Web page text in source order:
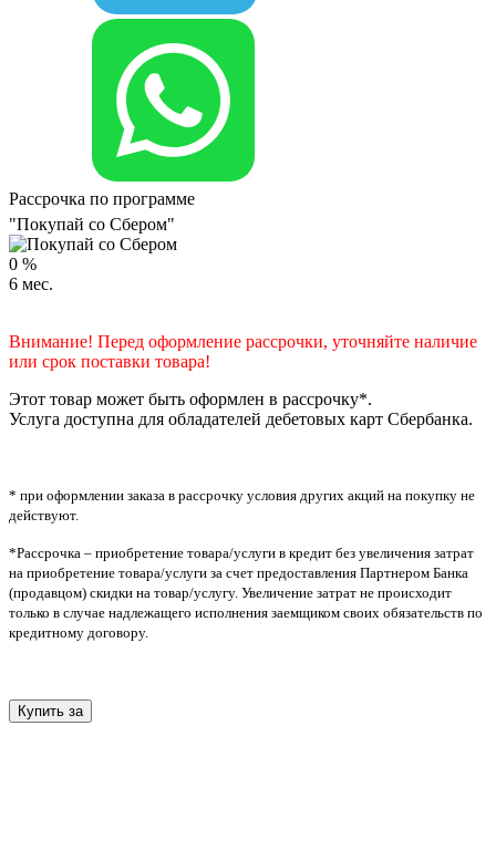
Рассрочка по программе
"Покупай со Сбером"
0 %
6 мес.
Внимание! Перед оформление рассрочки, уточняйте наличие
или срок поставки товара!
Этот товар может быть оформлен в рассрочку*.
Услуга доступна для обладателей дебетовых карт Сбербанка.
* при оформлении заказа в рассрочку условия других акций на покупку не
действуют.
*Рассрочка – приобретение товара/услуги в кредит без увеличения затрат
на приобретение товара/услуги за счет предоставления Партнером Банка
(продавцом) скидки на товар/услугу. Увеличение затрат не происходит
только в случае надлежащего исполнения заемщиком своих обязательств по
кредитному договору.
Купить за